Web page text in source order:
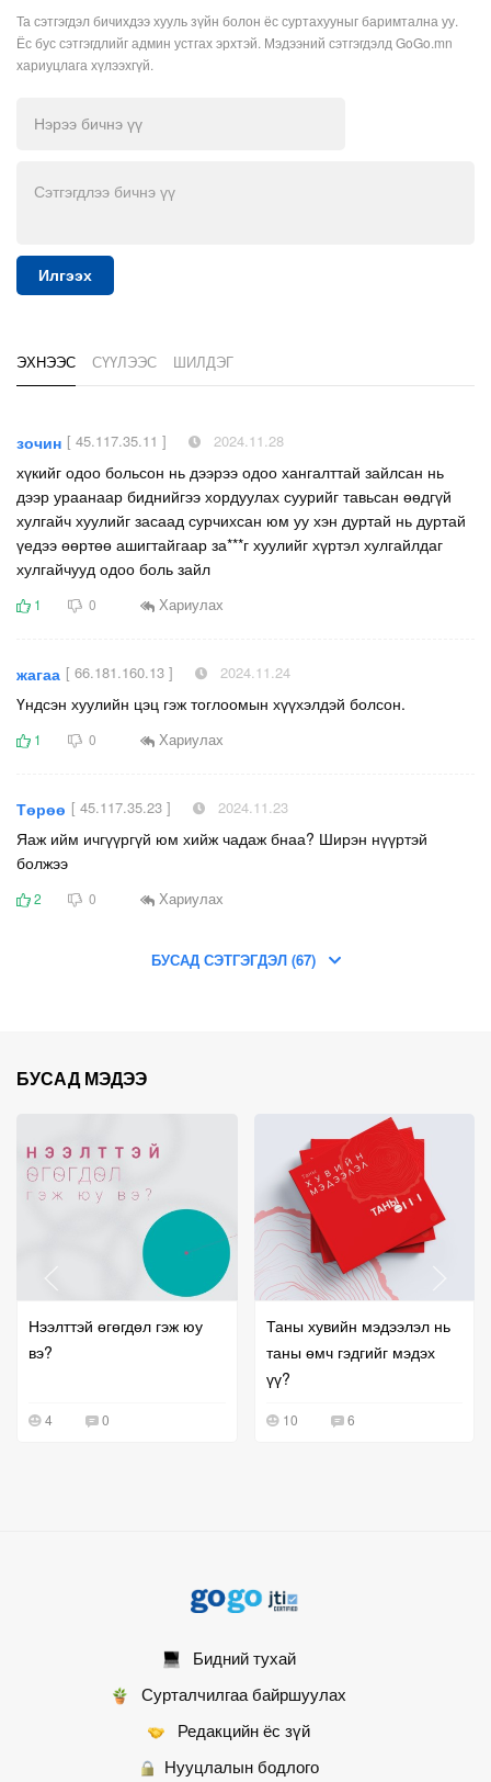
Та сэтгэгдэл бичихдээ хууль зүйн болон ёс суртахууныг баримтална уу.
Ёс бус сэтгэгдлийг админ устгах эрхтэй. Мэдээний сэтгэгдэлд GoGo.mn
хариуцлага хүлээхгүй.
Илгээх
ЭХНЭЭС СҮҮЛЭЭС ШИЛДЭГ
зочин [ 45.117.35.11 ] 2024.11.28
хүкийг одоо больсон нь дээрээ одоо хангалттай зайлсан нь
дээр ураанаар биднийгээ хордуулах суурийг тавьсан өөдгүй
хулгайч хуулийг засаад сурчихсан юм уу хэн дуртай нь дуртай
үедээ өөртөө ашигтайгаар за***г хуулийг хүртэл хулгайлдаг
хулгайчууд одоо боль зайл
1 0 Хариулах
жагаа [ 66.181.160.13 ] 2024.11.24
Үндсэн хуулийн цэц гэж тоглоомын хүүхэлдэй болсон.
1 0 Хариулах
Төрөө [ 45.117.35.23 ] 2024.11.23
Яаж ийм ичгүүргүй юм хийж чадаж бнаа? Ширэн нүүртэй
болжээ
2 0 Хариулах
БУСАД СЭТГЭГДЭЛ (67)
БУСАД МЭДЭЭ
Нээлттэй өгөгдөл гэж юу
вэ?
4 0
Таны хувийн мэдээлэл нь
таны өмч гэдгийг мэдэх
үү?
10 6
Бидний тухай
Сурталчилгаа байршуулах
Редакцийн ёс зүй
Нууцлалын бодлого